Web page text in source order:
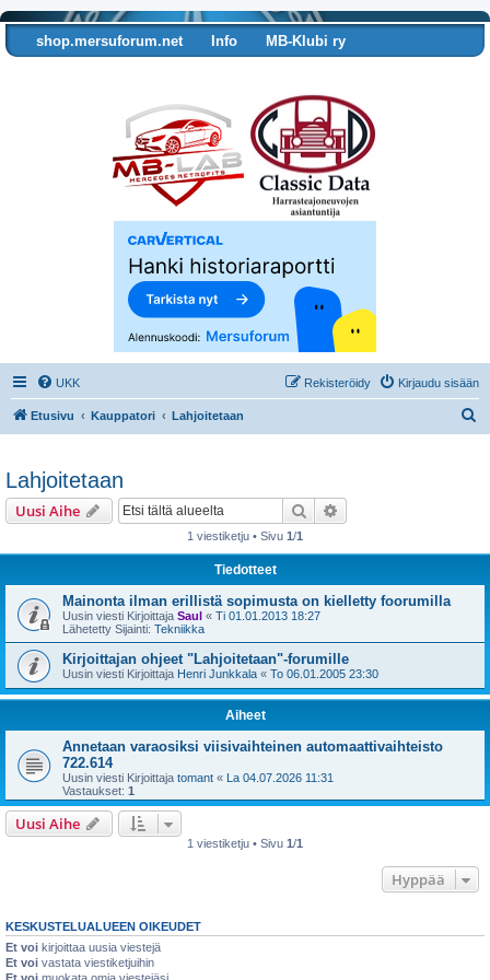
shop.mersuforum.net Info
MB-Klubi ry
UKK Kirjaudu sisään
Rekisteröidy
Etusivu Kauppatori Lahjoitetaan
Lahjoitetaan
Uusi Aihe Etsi
1 viestiketju • Sivu 1/1
Tiedotteet
Mainonta ilman erillistä sopimusta on kielletty foorumilla
Uusin viesti Kirjoittaja Saul « Ti 01.01.2013 18:27
Lähetetty Sijainti: Tekniikka
Kirjoittajan ohjeet "Lahjoitetaan"-forumille
Uusin viesti Kirjoittaja Henri Junkkala « To 06.01.2005 23:30
Aiheet
Annetaan varaosiksi viisivaihteinen automaattivaihteisto
722.614
Uusin viesti Kirjoittaja tomant « La 04.07.2026 11:31
Vastaukset: 1
Uusi Aihe
1 viestiketju • Sivu 1/1
Hyppää
KESKUSTELUALUEEN OIKEUDET
Et voi kirjoittaa uusia viestejä
Et voi vastata viestiketjuihin